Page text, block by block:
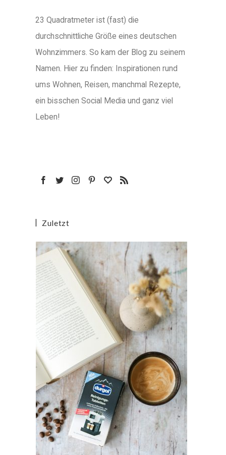
23 Quadratmeter ist (fast) die
durchschnittliche Größe eines deutschen
Wohnzimmers. So kam der Blog zu seinem
Namen. Hier zu finden: Inspirationen rund
ums Wohnen, Reisen, manchmal Rezepte,
ein bisschen Social Media und ganz viel
Leben!
Zuletzt